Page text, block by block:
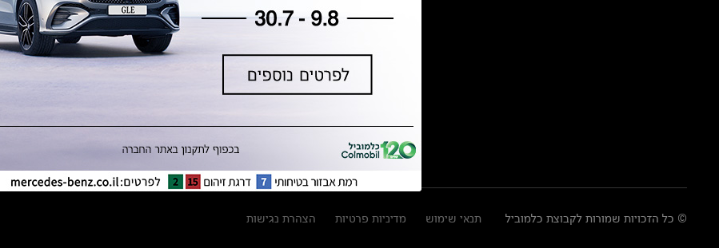
מחירון חלפים
הודעה על הטבות לרכבי מרצדס בהסדר
© כל הזכויות שמורות לקבוצת כלמוביל תנאי שימוש מדיניות פרטיות הצהרת נגישות